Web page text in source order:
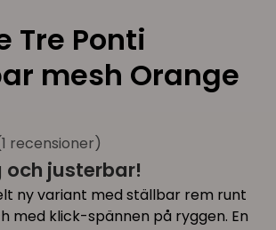
Tre Ponti
mesh Orange
recensioner)
och justerbar!
ny variant med ställbar rem runt
med klick-spännen på ryggen. En